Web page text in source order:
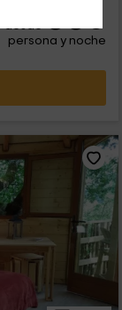
desde88
persona y noche